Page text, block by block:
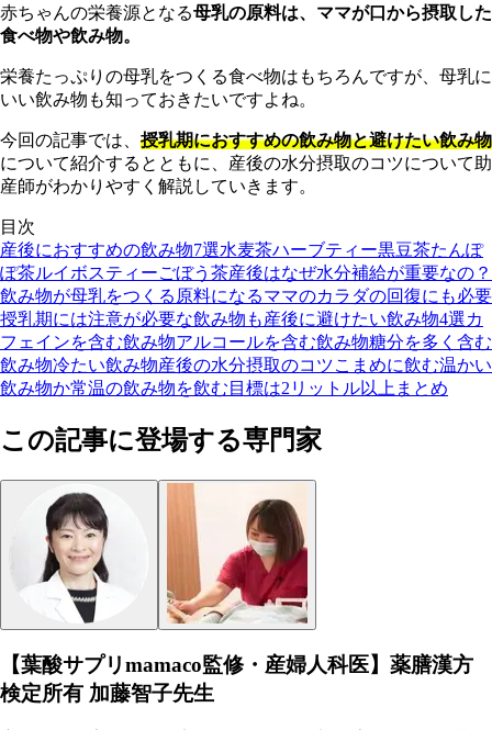
赤ちゃんの栄養源となる母乳の原料は、ママが口から摂取した
食べ物や飲み物。
栄養たっぷりの母乳をつくる食べ物はもちろんですが、母乳に
いい飲み物も知っておきたいですよね。
今回の記事では、 授乳期におすすめの飲み物と避けたい飲み物
について紹介するとともに、産後の水分摂取のコツについて助
産師がわかりやすく解説していきます。
目次
産後におすすめの飲み物7選水麦茶ハーブティー黒豆茶たんぽ
ぽ茶ルイボスティーごぼう茶産後はなぜ水分補給が重要なの？
飲み物が母乳をつくる原料になるママのカラダの回復にも必要
授乳期には注意が必要な飲み物も産後に避けたい飲み物4選カ
フェインを含む飲み物アルコールを含む飲み物糖分を多く含む
飲み物冷たい飲み物産後の水分摂取のコツこまめに飲む温かい
飲み物か常温の飲み物を飲む 目標は2リットル以上 まとめ
この記事に登場する専門家
【葉酸サプリmamaco監修・産婦人科医】薬膳漢方
検定所有 加藤智子先生